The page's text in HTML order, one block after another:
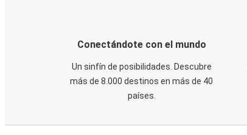
Conectándote con el mundo
Un sinfín de posibilidades. Descubre
más de 8.000 destinos en más de 40
países.